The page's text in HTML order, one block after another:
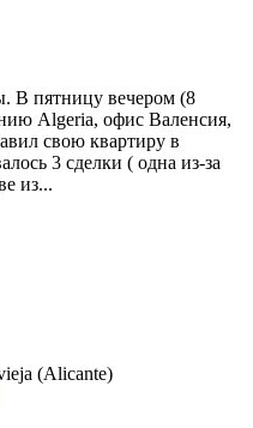
В пятницу вечером (8
Algeria, офис Валенсия,
свою квартиру в
3 сделки ( одна из-за
из...
(Alicante)